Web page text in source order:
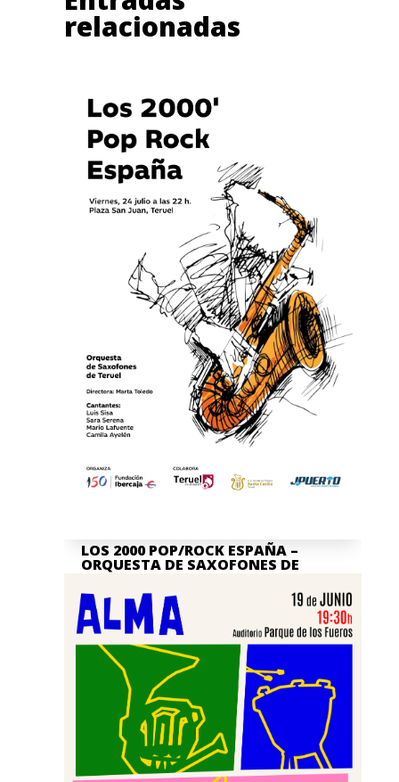
relacionadas
LOS 2000 POP/ROCK ESPAÑA –
ORQUESTA DE SAXOFONES DE
TERUEL
Jul 7, 2026
La actividad en nuestra Asociación
Cultural Banda de Música "Santa Cecilia"
de Teruel no para, y por ello queremos
invitaros, junto a la...